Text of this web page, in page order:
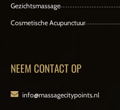
Gezichtsmassage
Cosmetische Acupunctuur
NEEM CONTACT OP
info@massagecitypoints.nl